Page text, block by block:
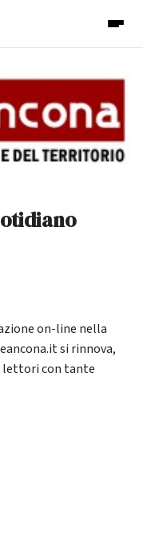
on-line nella
si rinnova,
lettori con tante